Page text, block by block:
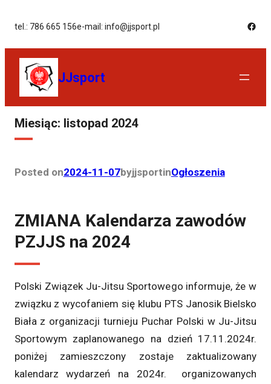
tel.: 786 665 156e-mail: info@jjsport.pl
JJsport
Miesiąc: listopad 2024
Posted on2024-11-07byjjsportinOgłoszenia
ZMIANA Kalendarza zawodów
PZJJS na 2024
Polski Związek Ju-Jitsu Sportowego informuje, że w
związku z wycofaniem się klubu PTS Janosik Bielsko
Biała z organizacji turnieju Puchar Polski w Ju-Jitsu
Sportowym zaplanowanego na dzień 17.11.2024r.
poniżej zamieszczony zostaje zaktualizowany
kalendarz wydarzeń na 2024r. organizowanych